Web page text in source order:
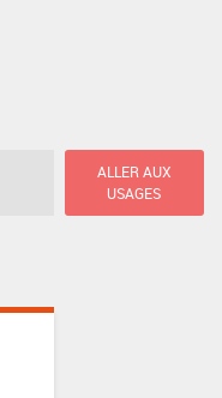
ALLER AUX
USAGES